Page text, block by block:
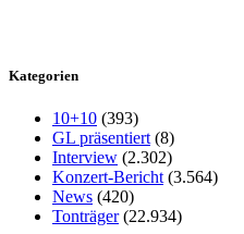
Kategorien
10+10 (393)
GL präsentiert (8)
Interview (2.302)
Konzert-Bericht (3.564)
News (420)
Tonträger(22.934)